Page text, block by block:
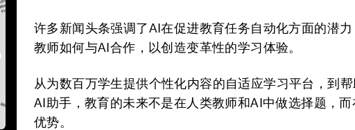
许多新闻头条强调了AI在促进教育任务自动化方面的潜
教师如何与AI合作，以创造变革性的学习体验。
从为数百万学生提供个性化内容的自适应学习平台，到
AI助手，教育的未来不是在人类教师和AI中做选择题，
优势。